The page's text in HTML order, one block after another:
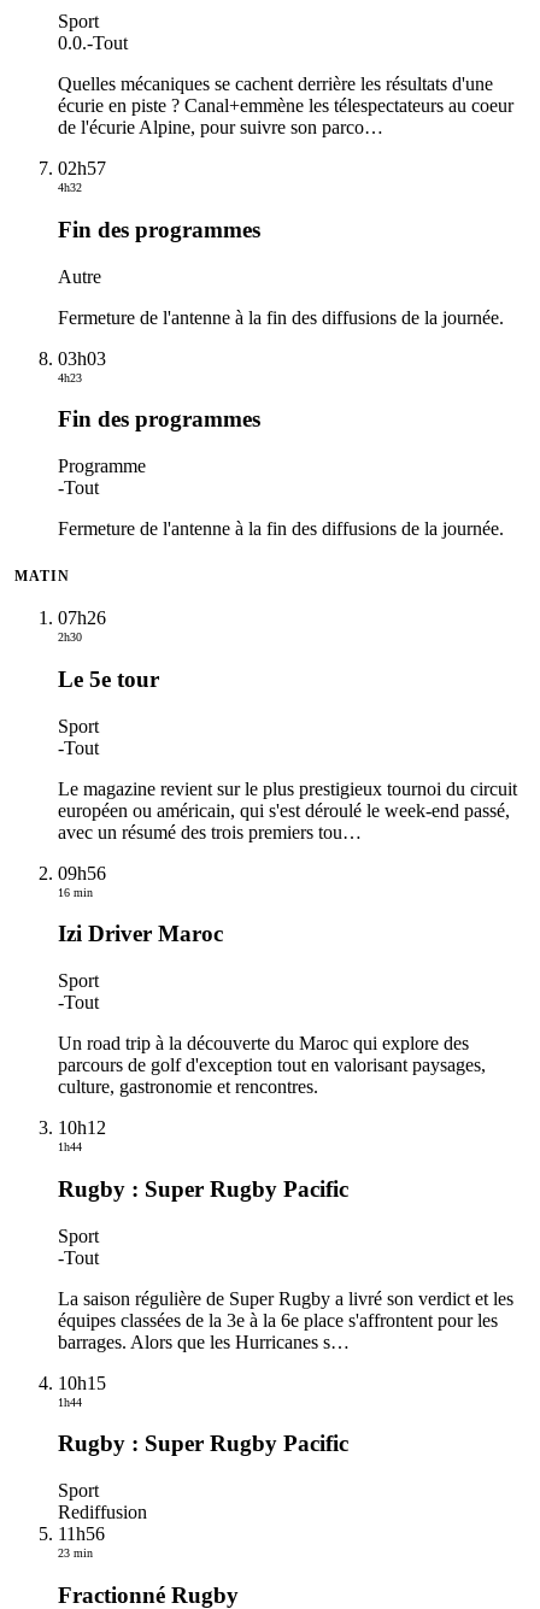
Sport
0.0.-Tout
Quelles mécaniques se cachent derrière les résultats d'une
écurie en piste ? Canal+emmène les télespectateurs au coeur
de l'écurie Alpine, pour suivre son parco…
02h57
4h32
Fin des programmes
Autre
Fermeture de l'antenne à la fin des diffusions de la journée.
03h03
4h23
Fin des programmes
Programme
-Tout
Fermeture de l'antenne à la fin des diffusions de la journée.
MATIN
07h26
2h30
Le 5e tour
Sport
-Tout
Le magazine revient sur le plus prestigieux tournoi du circuit
européen ou américain, qui s'est déroulé le week-end passé,
avec un résumé des trois premiers tou…
09h56
16 min
Izi Driver Maroc
Sport
-Tout
Un road trip à la découverte du Maroc qui explore des
parcours de golf d'exception tout en valorisant paysages,
culture, gastronomie et rencontres.
10h12
1h44
Rugby : Super Rugby Pacific
Sport
-Tout
La saison régulière de Super Rugby a livré son verdict et les
équipes classées de la 3e à la 6e place s'affrontent pour les
barrages. Alors que les Hurricanes s…
10h15
1h44
Rugby : Super Rugby Pacific
Sport
Rediffusion
11h56
23 min
Fractionné Rugby